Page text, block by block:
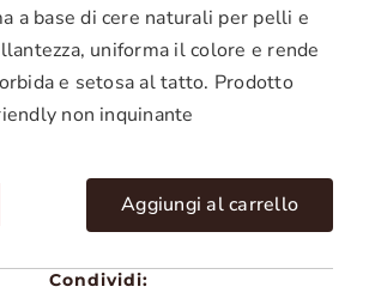
a base di cere naturali per pelli e
uniforma il colore e rende
e setosa al tatto. Prodotto
non inquinante
Aggiungi al carrello
Condividi: